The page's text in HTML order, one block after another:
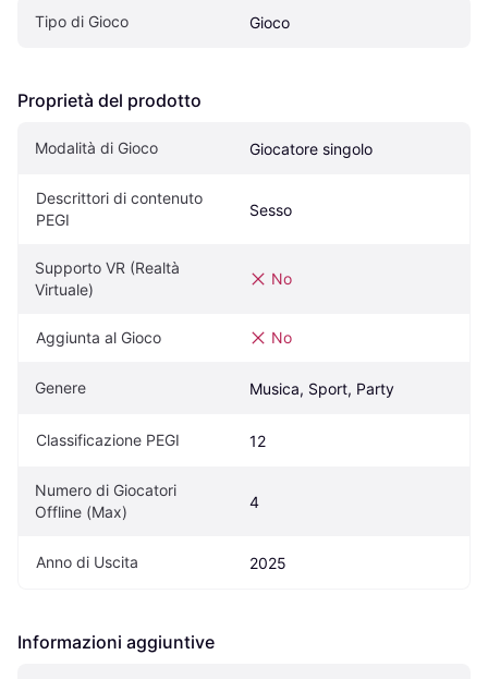
Tipo di Gioco Gioco
Proprietà del prodotto
Modalità di Gioco Giocatore singolo
Descrittori di contenuto
PEGI
Sesso
Supporto VR (Realtà
Virtuale)
No
Aggiunta al Gioco No
Genere Musica, Sport, Party
Classificazione PEGI 12
Numero di Giocatori
Offline (Max)
4
Anno di Uscita 2025
Informazioni aggiuntive